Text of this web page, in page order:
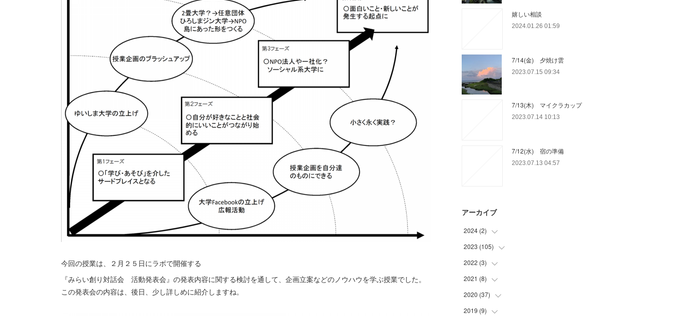
今回の授業は、２月２５日にラボで開催する
『みらい創り対話会 活動発表会』の発表内容に関する検討を通して、企画立案などのノウハウを学ぶ授業でした。
この発表会の内容は、後日、少し詳しめに紹介しますね。
嬉しい相談
2024.01.26 01:59
7/14(金) 夕焼け雲
2023.07.15 09:34
7/13(木) マイクラカップ
2023.07.14 10:13
7/12(水) 宿の準備
2023.07.13 04:57
アーカイブ
2024 (2)
(1)
(
)
2023 (105)
(
15)
(
29 )
(32
)
(
29
2022 (3)
(
)
(1
(
)
2021 (8)
(5
(
)
2020 (37)
(
)
2019 (9)